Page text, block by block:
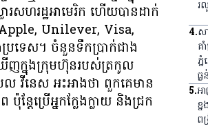
សហរដ្ឋអាមេរិក ហើយ​បាន​ដាក់​
Unilever, Visa,
ទេស។ ចំនួន​ទឹក​ប្រាក់​ជាង
ញ​ក្នុង​ក្រុមហ៊ុន​របស់​ត្រកូល
ល វីនេស អះអាង​ថា ពួកគេ​មាន​
តែ​ប្រើ​អ្នក​ក្លែងក្លាយ និង​ជ្រក​
រ
4.ស
គ
ភ្
ធ្
5.អា
ខ្
ព